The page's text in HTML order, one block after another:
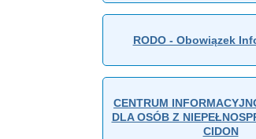
RODO - Obowiązek
CENTRUM
DLA OSÓB Z
CIDON